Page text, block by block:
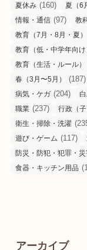
夏休み (160) 夏（6
情報・通信 (97) 教
教育（7月・8月・夏）
教育（低・中学年向け
教育（生活・ルール）
春（3月〜5月） (187)
病気・ケガ (204)
職業 (237) 行政（子
衛生・掃除・洗濯
遊び・ゲーム (117)
防災・防犯・犯罪・
食器・キッチン用品
アーカイブ